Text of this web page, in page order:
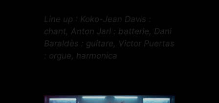
Line up : Koko-Jean Davis :
chant, Anton Jarl : batterie, Dani
Baraldès : guitare, Victor Puertas
: orgue, harmonica